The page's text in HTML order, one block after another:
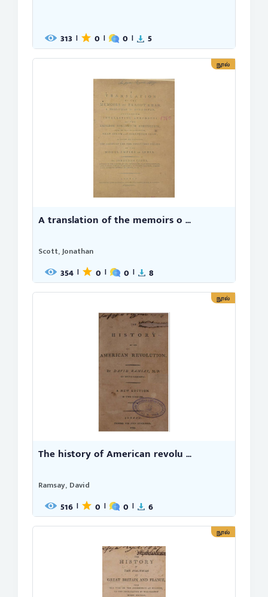
313 | 0 | 0 | 5
நூல்
A translation of the memoirs o ...
Scott, Jonathan
354 | 0 | 0 | 8
நூல்
The history of American revolu ...
Ramsay, David
516 | 0 | 0 | 6
நூல்